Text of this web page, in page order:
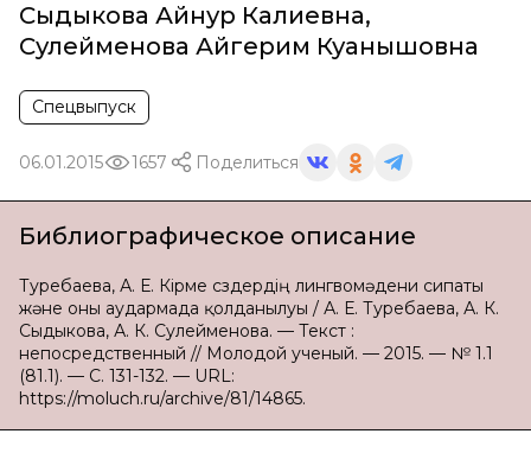
Сыдыкова Айнур Калиевна,
Сулейменова Айгерим Куанышовна
Спецвыпуск
06.01.2015 1657 Поделиться
Библиографическое описание
Туребаева, А. Е. Кірме сөздердің лингвомәдени сипаты
және оны аудармада қолданылуы / А. Е. Туребаева, А. К.
Сыдыкова, А. К. Сулейменова. — Текст :
непосредственный // Молодой ученый. — 2015. — № 1.1
(81.1). — С. 131-132. — URL:
https://moluch.ru/archive/81/14865.